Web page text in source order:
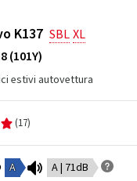
K137 SBLXL
(101Y)
estivi autovettura
(17)
A A | 71dB